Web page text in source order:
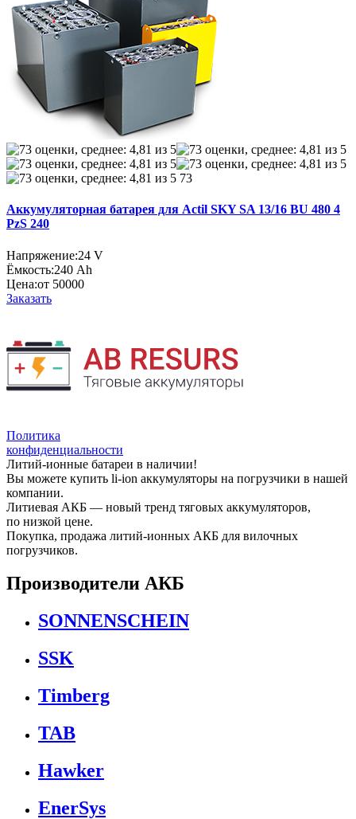
73
Аккумуляторная батарея для Actil SKY SA 13/16 BU 480 4
PzS 240
Напряжение:24 V
Ёмкость:240 Ah
Цена:от 50000
Заказать
Политика
конфиденциальности
Литий-ионные батареи в наличии!
Вы можете купить li-ion аккумуляторы на погрузчики в нашей
компании.
Литиевая АКБ — новый тренд тяговых аккумуляторов,
по низкой цене.
Покупка, продажа литий-ионных АКБ для вилочных
погрузчиков.
Производители АКБ
SONNENSCHEIN
SSK
Timberg
TAB
Hawker
EnerSys